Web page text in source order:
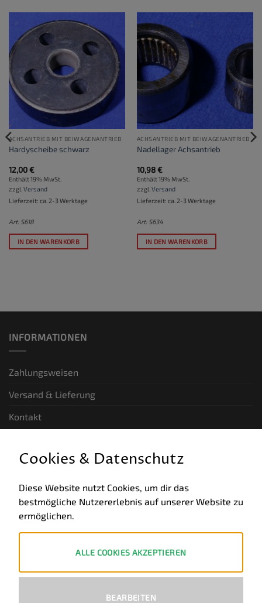
ACHSANTRIEB MIT BEIWAGENANTRIEB
Hardyscheibe schwarz
12,00€
Enthält 19% MwSt.
zzgl. Versand
Lieferzeit: ca. 2-3 Werktage
Art: S618
IN DEN WARENKORB
ACHSANTRIEB MIT BEIWAGENANTRIEB
Nadellager Achsantrieb
10,98€
Enthält 19% MwSt.
zzgl. Versand
Lieferzeit: ca. 2-3 Werktage
Art: S634
IN DEN WARENKORB
INFORMATIONEN
Zahlungsweisen
Versand & Lieferung
Kontakt
Allgemeine Geschäftsbedingungen
Datenschutz
Cookies & Datenschutz
Diese Website nutzt Cookies, um dir das
bestmögliche Nutzererlebnis auf unserer Website zu
ermöglichen.
ALLE COOKIES AKZEPTIEREN
BEARBEITEN